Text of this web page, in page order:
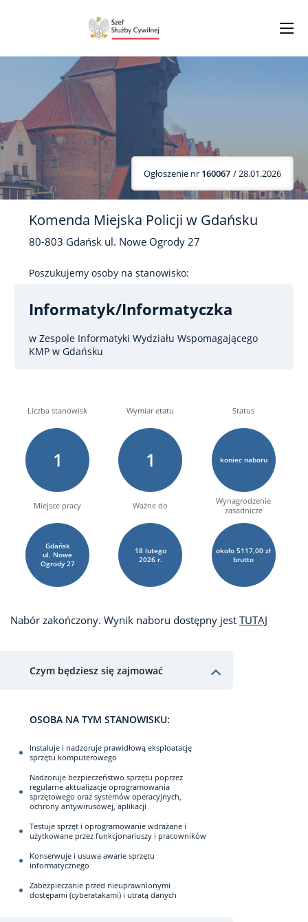
Ogłoszenie nr 160067 / 28.01.2026
Komenda Miejska Policji w Gdańsku
80-803 Gdańsk ul. Nowe Ogrody 27
Poszukujemy osoby na stanowisko:
Informatyk/informatyczka
w Zespole Informatyki Wydziału Wspomagającego
KMP w Gdańsku
Liczba stanowisk
1
Wymiar etatu
1
Status
koniec naboru
Miejsce pracy
Gdańsk
ul. Nowe
Ogrody 27
Ważne do
18 lutego
2026 r.
Wynagrodzenie
zasadnicze
około 5117,00 zł
brutto
Nabór zakończony. Wynik naboru dostępny jest TUTAJ
Czym będziesz się zajmować
OSOBA NA TYM STANOWISKU:
Instaluje i nadzoruje prawidłową eksploatację
sprzętu komputerowego
Nadzoruje bezpieczeństwo sprzętu poprzez
regularne aktualizacje oprogramowania
sprzętowego oraz systemów operacyjnych,
ochrony antywirusowej, aplikacji
Testuje sprzęt i oprogramowanie wdrażane i
użytkowane przez funkcjonariuszy i pracowników
Konserwuje i usuwa awarie sprzętu
informatycznego
Zabezpieczanie przed nieuprawnionymi
dostępami (cyberatakami) i utratą danych